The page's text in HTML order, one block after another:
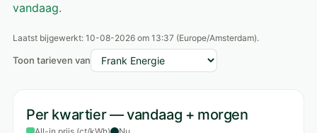
vandaag.
Laatst bijgewerkt: 10-08-2026 om 13:37 (Europe/Amsterdam).
Toon tarieven van
Per kwartier — vandaag + morgen